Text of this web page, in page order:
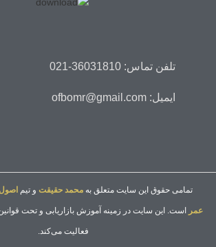
تلفن تماس: 36031810-021
ایمیل: ofbomr@gmail.com
تمامی حقوق این سایت متعلق بهمحمد حقیقت و تیم
عمر است. این سایت در زمینه آموزش بازاریابی و تحت
فعالیت می‌کند.